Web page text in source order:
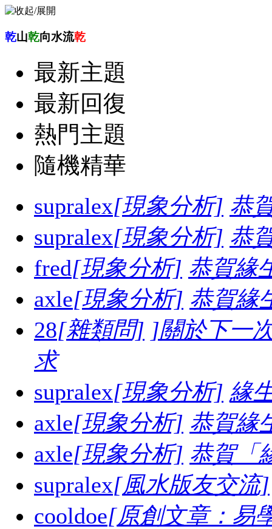
乾山乾向水流乾
最新主題
最新回復
熱門主題
隨機精華
supralex[現象分析] 恭
supralex[現象分析] 恭
fred[現象分析] 恭賀緣
axle[現象分析] 恭賀緣
28[雜類問] ]關於下一
求
supralex[現象分析] 緣
axle[現象分析] 恭賀緣
axle[現象分析] 恭賀「
supralex[風水版友交流]
cooldoe[原創文章：易